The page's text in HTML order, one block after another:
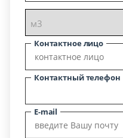
Контактное лицо
Контактный телефон
E-mail